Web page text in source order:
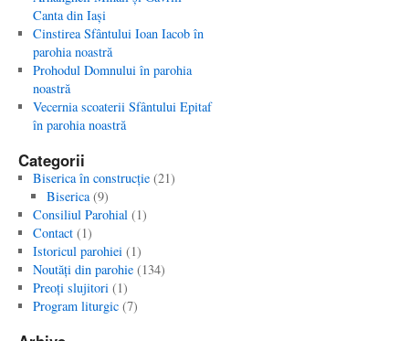
Canta din Iaşi
Cinstirea Sfântului Ioan Iacob în
parohia noastră
Prohodul Domnului în parohia
noastră
Vecernia scoaterii Sfântului Epitaf
în parohia noastră
Categorii
Biserica în construcţie(21)
Biserica(9)
Consiliul Parohial(1)
Contact(1)
Istoricul parohiei(1)
Noutăţi din parohie(134)
Preoţi slujitori(1)
Program liturgic(7)